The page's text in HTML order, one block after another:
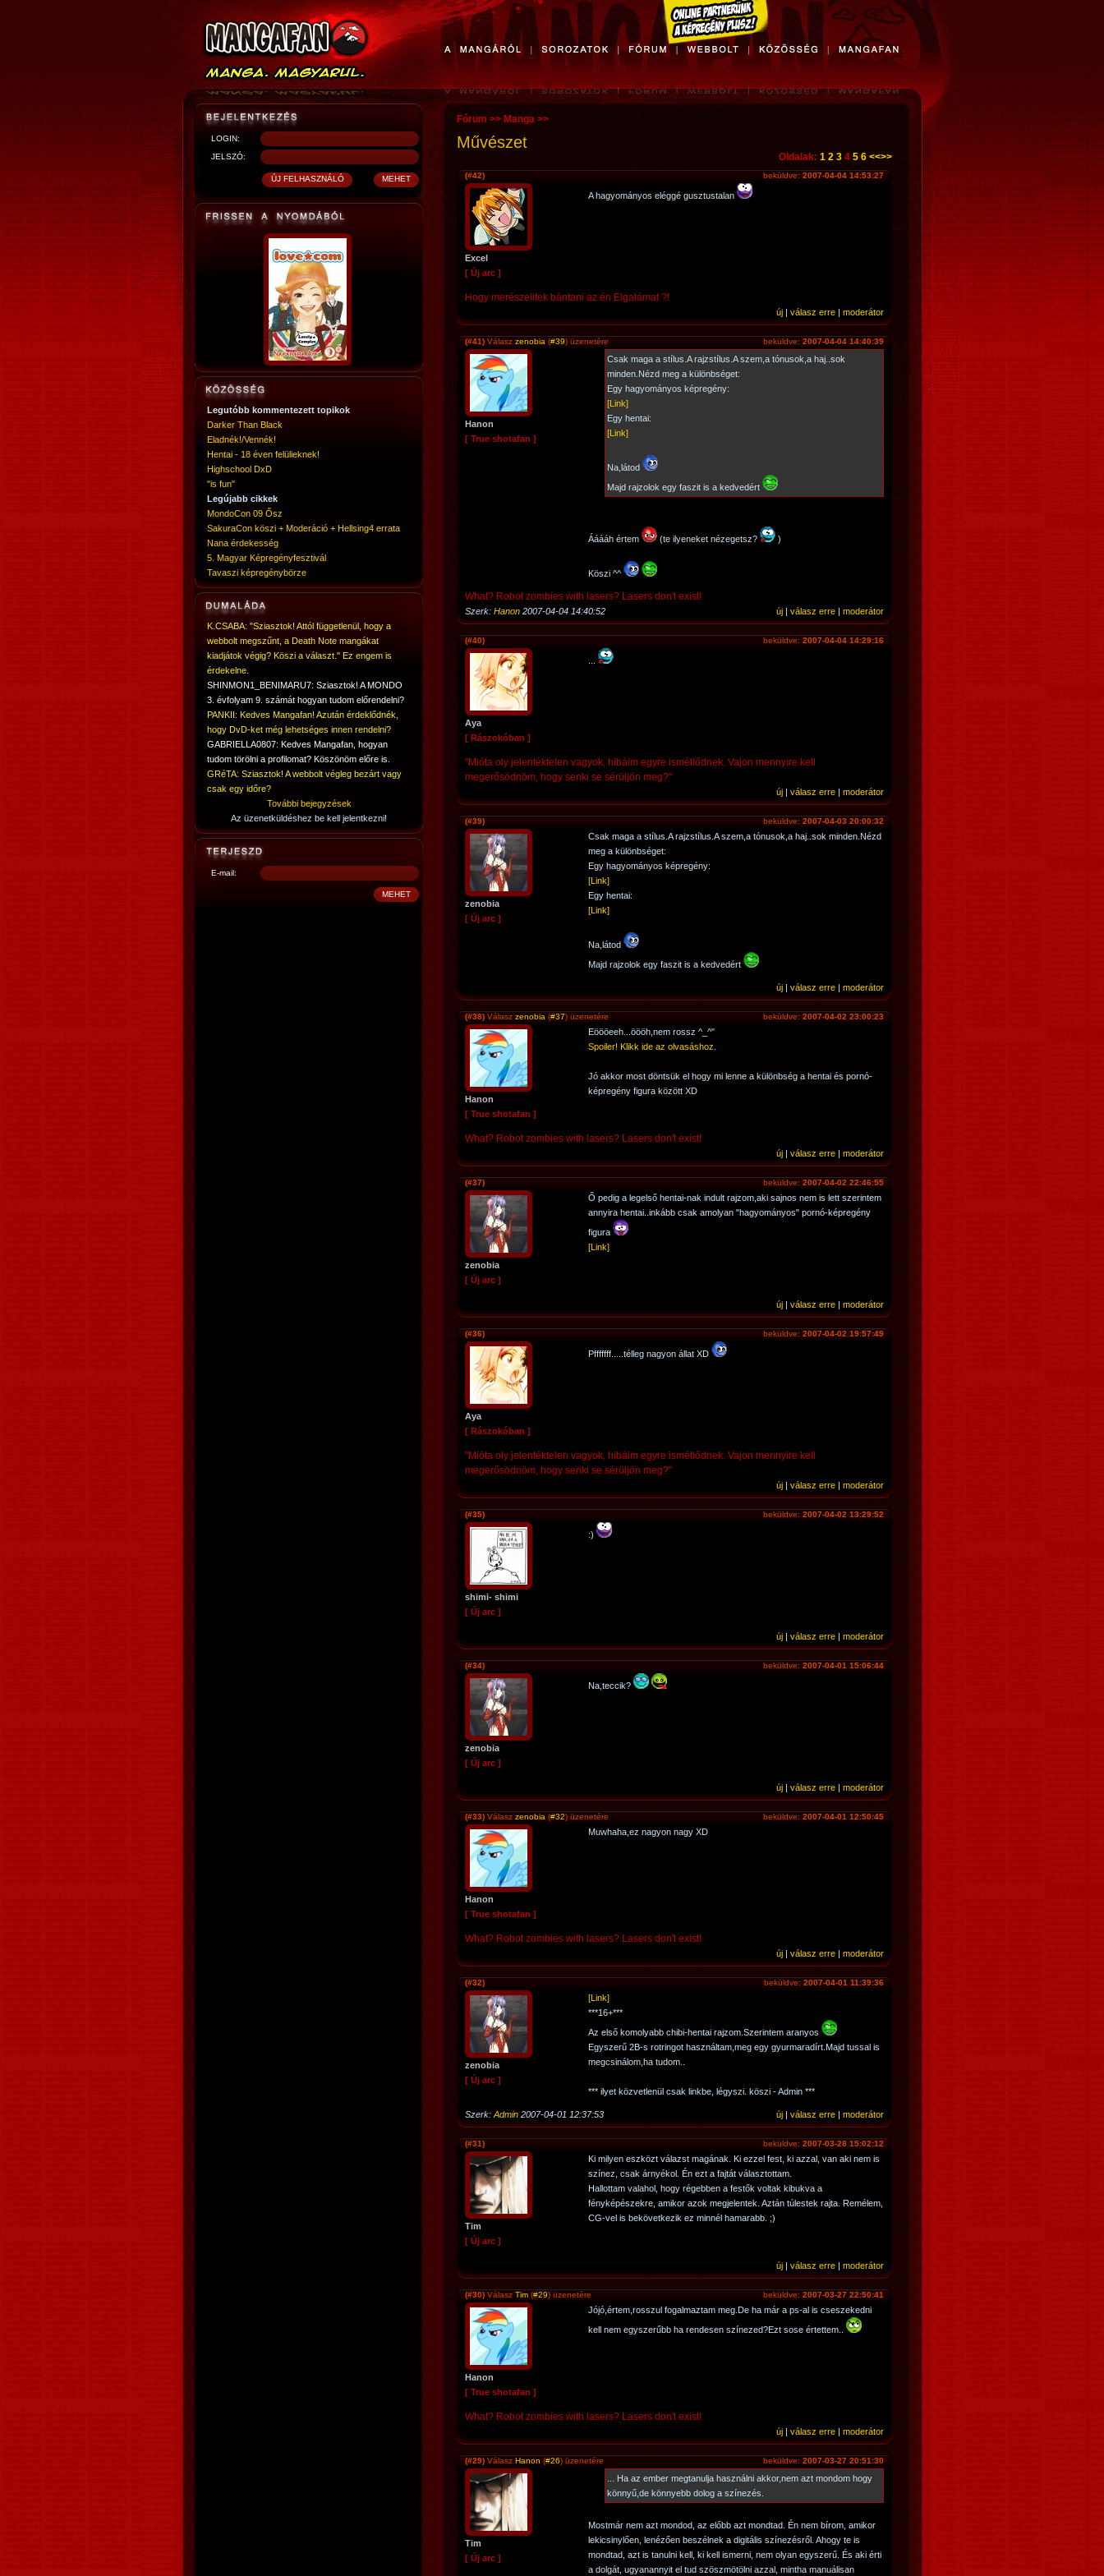
LOGIN:
JELSZÓ:
Legutóbb kommentezett topikok
Darker Than Black
Eladnék!/Vennék!
Hentai - 18 éven felülieknek!
Highschool DxD
"is fun"
Legújabb cikkek
MondoCon 09 Ősz
SakuraCon köszi + Moderáció + Hellsing4 errata
Nana érdekesség
5. Magyar Képregényfesztivál
Tavaszi képregénybörze
K.CSABA: "Sziasztok! Attól függetlenül, hogy a
webbolt megszűnt, a Death Note mangákat
kiadjátok végig? Köszi a választ." Ez engem is
érdekelne.
SHINMON1_BENIMARU7: Sziasztok! A MONDO
3. évfolyam 9. számát hogyan tudom előrendelni?
PANKII: Kedves Mangafan! Azután érdeklődnék,
hogy DvD-ket még lehetséges innen rendelni?
GABRIELLA0807: Kedves Mangafan, hogyan
tudom törölni a profilomat? Köszönöm előre is.
GRéTA: Sziasztok! A webbolt végleg bezárt vagy
csak egy időre?
További bejegyzések
Az üzenetküldéshez be kell jelentkezni!
E-mail:
Fórum >> Manga >>
Művészet
Oldalak: 1 2 3 4 5 6 <<>>
beküldve: 2007-04-04 14:53:27
(#42)
Excel
[ Új arc ]
A hagyományos eléggé gusztustalan
Hogy merészelitek bántani az én Elgalámat ?!
új | válasz erre | moderátor
beküldve: 2007-04-04 14:40:39
(#41) Válasz zenobia (#39) üzenetére
Hanon
[ True shotafan ]
Csak maga a stílus.A rajzstílus.A szem,a tónusok,a haj..sok
minden.Nézd meg a különbséget:
Egy hagyományos képregény:
[Link]
Egy hentai:
[Link]
Na,látod
Majd rajzolok egy faszit is a kedvedért
Ááááh értem (te ilyeneket nézegetsz? )
Köszi ^^
What? Robot zombies with lasers? Lasers don't exist!
új | válasz erre | moderátor
Szerk: Hanon 2007-04-04 14:40:52
beküldve: 2007-04-04 14:29:16
(#40)
Aya
[ Rászokóban ]
"Mióta oly jelentéktelen vagyok, hibáim egyre ismétlődnek. Vajon mennyire kell
megerősödnöm, hogy senki se sérüljön meg?"
új | válasz erre | moderátor
beküldve: 2007-04-03 20:00:32
(#39)
zenobia
[ Új arc ]
Csak maga a stílus.A rajzstílus.A szem,a tónusok,a haj..sok minden.Nézd
meg a különbséget:
Egy hagyományos képregény:
[Link]
Egy hentai:
[Link]
Na,látod
Majd rajzolok egy faszit is a kedvedért
új | válasz erre | moderátor
beküldve: 2007-04-02 23:00:23
(#38) Válasz zenobia (#37) üzenetére
Hanon
[ True shotafan ]
Eöööeeh...öööh,nem rossz ^_^"
Spoiler! Klikk ide az olvasáshoz.
Jó akkor most döntsük el hogy mi lenne a különbség a hentai és pornó-
képregény figura között XD
What? Robot zombies with lasers? Lasers don't exist!
új | válasz erre | moderátor
beküldve: 2007-04-02 22:46:55
(#37)
zenobia
[ Új arc ]
Ő pedig a legelső hentai-nak indult rajzom,aki sajnos nem is lett szerintem
annyira hentai..inkább csak amolyan "hagyományos" pornó-képregény
figura
[Link]
új | válasz erre | moderátor
beküldve: 2007-04-02 19:57:49
(#36)
Aya
[ Rászokóban ]
Pfffffff.....télleg nagyon állat XD
"Mióta oly jelentéktelen vagyok, hibáim egyre ismétlődnek. Vajon mennyire kell
megerősödnöm, hogy senki se sérüljön meg?"
új | válasz erre | moderátor
beküldve: 2007-04-02 13:29:52
(#35)
shimi- shimi
[ Új arc ]
:)
új | válasz erre | moderátor
beküldve: 2007-04-01 15:06:44
(#34)
zenobia
[ Új arc ]
Na,teccik?
új | válasz erre | moderátor
beküldve: 2007-04-01 12:50:45
(#33) Válasz zenobia (#32) üzenetére
Hanon
[ True shotafan ]
Muwhaha,ez nagyon nagy XD
What? Robot zombies with lasers? Lasers don't exist!
új | válasz erre | moderátor
beküldve: 2007-04-01 11:39:36
(#32)
zenobia
[ Új arc ]
[Link]
***16+***
Az első komolyabb chibi-hentai rajzom.Szerintem aranyos
Egyszerű 2B-s rotringot használtam,meg egy gyurmaradírt.Majd tussal is
megcsinálom,ha tudom..
*** ilyet közvetlenül csak linkbe, légyszi. köszi - Admin ***
új | válasz erre | moderátor
Szerk: Admin 2007-04-01 12:37:53
beküldve: 2007-03-28 15:02:12
(#31)
Tim
[ Új arc ]
Ki milyen eszközt válazst magának. Ki ezzel fest, ki azzal, van aki nem is
színez, csak árnyékol. Én ezt a fajtát választottam.
Hallottam valahol, hogy régebben a festők voltak kibukva a
fényképészekre, amikor azok megjelentek. Aztán túlestek rajta. Remélem,
CG-vel is bekövetkezik ez minnél hamarabb. ;)
új | válasz erre | moderátor
beküldve: 2007-03-27 22:50:41
(#30) Válasz Tim (#29) üzenetére
Hanon
[ True shotafan ]
Jójó,értem,rosszul fogalmaztam meg.De ha már a ps-al is cseszekedni
kell nem egyszerűbb ha rendesen színezed?Ezt sose értettem..
What? Robot zombies with lasers? Lasers don't exist!
új | válasz erre | moderátor
beküldve: 2007-03-27 20:51:30
(#29) Válasz Hanon (#26) üzenetére
Tim
[ Új arc ]
... Ha az ember megtanulja használni akkor,nem azt mondom hogy
könnyű,de könnyebb dolog a színezés.
Mostmár nem azt mondod, az előbb azt mondtad. Én nem bírom, amikor
lekicsinylően, lenézően beszélnek a digitális színezésről. Ahogy te is
mondtad, azt is tanulni kell, ki kell ismerni, nem olyan egyszerű. És aki érti
a dolgát, ugyanannyit el tud szöszmötölni azzal, mintha manuálisan